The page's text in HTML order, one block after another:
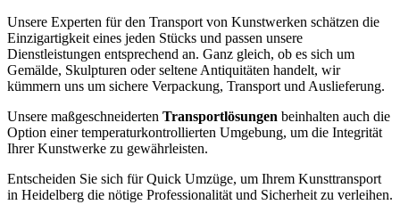
Unsere Experten für den Transport von Kunstwerken schätzen die
Einzigartigkeit eines jeden Stücks und passen unsere
Dienstleistungen entsprechend an. Ganz gleich, ob es sich um
Gemälde, Skulpturen oder seltene Antiquitäten handelt, wir
kümmern uns um sichere Verpackung, Transport und Auslieferung.
Unsere maßgeschneiderten Transportlösungen beinhalten auch die
Option einer temperaturkontrollierten Umgebung, um die Integrität
Ihrer Kunstwerke zu gewährleisten.
Entscheiden Sie sich für Quick Umzüge, um Ihrem Kunsttransport
in Heidelberg die nötige Professionalität und Sicherheit zu verleihen.